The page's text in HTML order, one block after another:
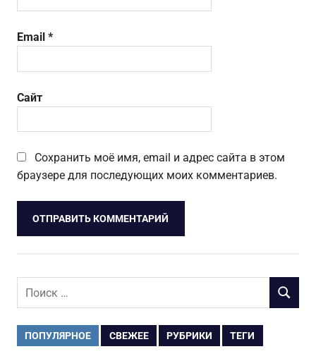
Email *
Сайт
Сохранить моё имя, email и адрес сайта в этом
браузере для последующих моих комментариев.
Поиск
ПОИСК
ПОПУЛЯРНОЕ СВЕЖЕЕ РУБРИКИ ТЕГИ